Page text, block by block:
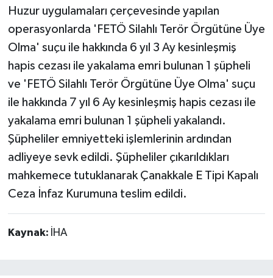
Huzur uygulamaları çerçevesinde yapılan
operasyonlarda 'FETÖ Silahlı Terör Örgütüne Üye
Olma' suçu ile hakkında 6 yıl 3 Ay kesinleşmiş
hapis cezası ile yakalama emri bulunan 1 şüpheli
ve 'FETÖ Silahlı Terör Örgütüne Üye Olma' suçu
ile hakkında 7 yıl 6 Ay kesinleşmiş hapis cezası ile
yakalama emri bulunan 1 şüpheli yakalandı.
Şüpheliler emniyetteki işlemlerinin ardından
adliyeye sevk edildi. Şüpheliler çıkarıldıkları
mahkemece tutuklanarak Çanakkale E Tipi Kapalı
Ceza İnfaz Kurumuna teslim edildi.
Kaynak: İHA